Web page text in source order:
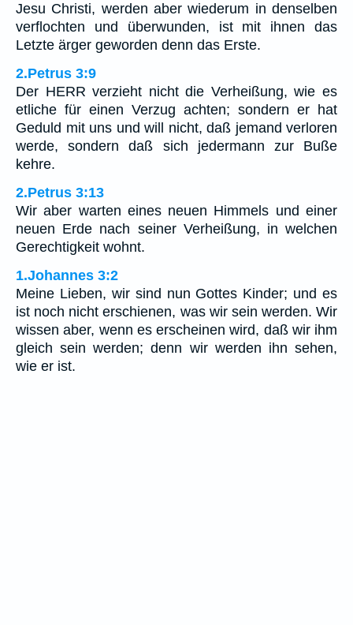
Jesu Christi, werden aber wiederum in denselben
verflochten und überwunden, ist mit ihnen das
Letzte ärger geworden denn das Erste.
2.Petrus 3:9
Der HERR verzieht nicht die Verheißung, wie es
etliche für einen Verzug achten; sondern er hat
Geduld mit uns und will nicht, daß jemand verloren
werde, sondern daß sich jedermann zur Buße
kehre.
2.Petrus 3:13
Wir aber warten eines neuen Himmels und einer
neuen Erde nach seiner Verheißung, in welchen
Gerechtigkeit wohnt.
1.Johannes 3:2
Meine Lieben, wir sind nun Gottes Kinder; und es
ist noch nicht erschienen, was wir sein werden. Wir
wissen aber, wenn es erscheinen wird, daß wir ihm
gleich sein werden; denn wir werden ihn sehen,
wie er ist.